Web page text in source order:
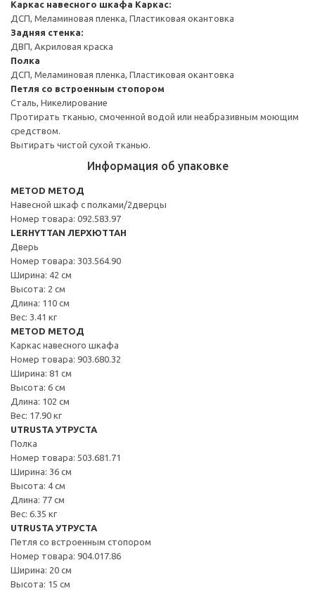
Каркас навесного шкафа Каркас:
ДСП, Меламиновая пленка, Пластиковая окантовка
Задняя стенка:
ДВП, Акриловая краска
Полка
ДСП, Меламиновая пленка, Пластиковая окантовка
Петля со встроенным стопором
Сталь, Никелирование
Протирать тканью, смоченной водой или неабразивным моющим
средством.
Вытирать чистой сухой тканью.
Информация об упаковке
METOD МЕТОД
Навесной шкаф с полками/2дверцы
Номер товара: 092.583.97
LERHYTTAN ЛЕРХЮТТАН
Дверь
Номер товара: 303.564.90
Ширина: 42 см
Высота: 2 см
Длина: 110 см
Вес: 3.41 кг
METOD МЕТОД
Каркас навесного шкафа
Номер товара: 903.680.32
Ширина: 81 см
Высота: 6 см
Длина: 102 см
Вес: 17.90 кг
UTRUSTA УТРУСТА
Полка
Номер товара: 503.681.71
Ширина: 36 см
Высота: 4 см
Длина: 77 см
Вес: 6.35 кг
UTRUSTA УТРУСТА
Петля со встроенным стопором
Номер товара: 904.017.86
Ширина: 20 см
Высота: 15 см